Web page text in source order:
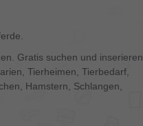
Gratis suchen und inserieren
Tierheimen, Tierbedarf,
Hamstern, Schlangen,